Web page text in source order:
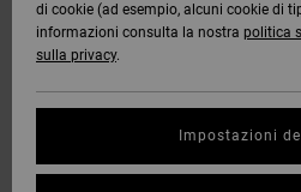
di cookie (ad esempio, alcuni cookie di
informazioni consulta la nostra politica
sulla privacy.
Impostazioni